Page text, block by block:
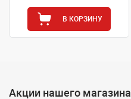
В КОРЗИНУ
Акции нашего магазина